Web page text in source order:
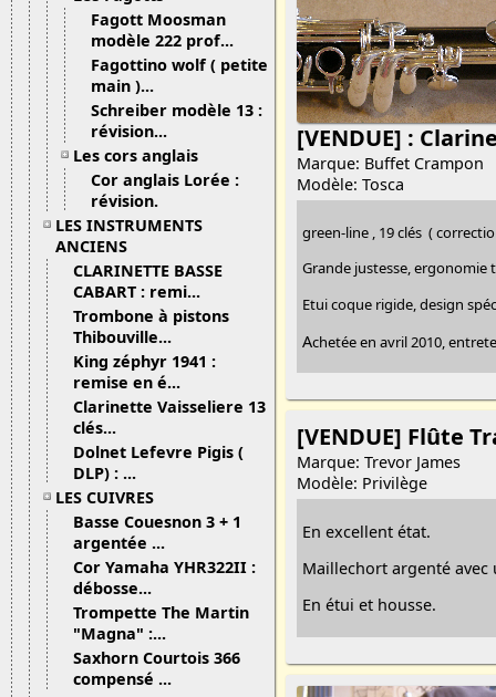
Fagott Moosman
modèle 222 prof...
Fagottino wolf ( petite
main )...
Schreiber modèle 13 :
révision...
Les cors anglais
Cor anglais Lorée :
révision.
LES INSTRUMENTS
ANCIENS
CLARINETTE BASSE
CABART : remi...
Trombone à pistons
Thibouville...
King zéphyr 1941 :
remise en é...
Clarinette Vaisseliere 13
clés...
Dolnet Lefevre Pigis (
DLP) : ...
LES CUIVRES
Basse Couesnon 3 + 1
argentée ...
Cor Yamaha YHR322II :
débosse...
Trompette The Martin
"Magna" :...
Saxhorn Courtois 366
compensé ...
[VENDUE] :
Marque: Buffet Crampon
Modèle: Tosca
green-line , 19 clés (
Grande justesse, ergonomie
Etui coque rigide, design
Achetée en avril 2010,
[VENDUE] Flûte
Marque: Trevor James
Modèle: Privilège
En excellent état.
Maillechort argenté
En étui et housse.